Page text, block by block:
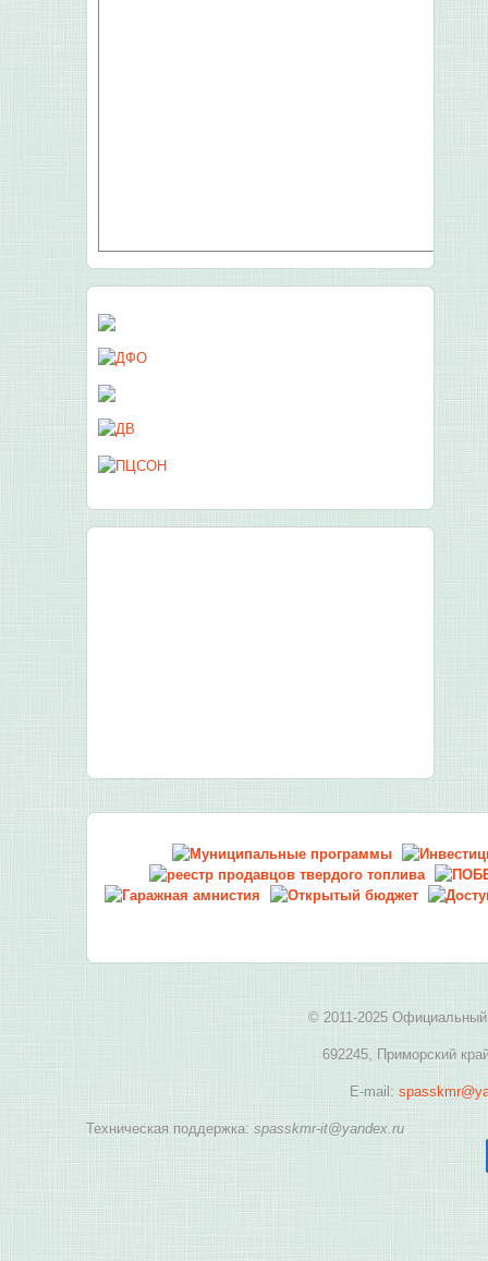
© 2011-2025 Официальный
692245, Приморский
E-mail:
Техническая поддержка: spasskmr-it@yandex.ru